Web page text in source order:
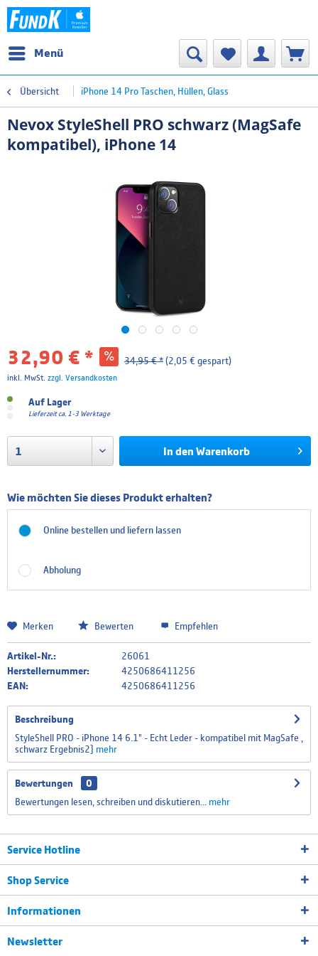
Menü
Übersicht iPhone 14 Pro Taschen, Hüllen, Glass
Nevox StyleShell PRO schwarz (MagSafe
kompatibel), iPhone 14
32,90 € * 34,95 € *(2,05 € gespart)
inkl. MwSt. zzgl. Versandkosten
Auf Lager
Lieferzeit ca. 1-3 Werktage
In den Warenkorb
Wie möchten Sie dieses Produkt erhalten?
Online bestellen und liefern lassen
Abholung
Merken Bewerten Empfehlen
Artikel-Nr.:
26061
Herstellernummer:
4250686411256
EAN:
4250686411256
Beschreibung
StyleShell PRO - iPhone 14 6.1" - Echt Leder - kompatibel mit MagSafe ,
schwarz Ergebnis2} mehr
Bewertungen
0
Bewertungen lesen, schreiben und diskutieren...
mehr
Service Hotline
Shop Service
Informationen
Newsletter